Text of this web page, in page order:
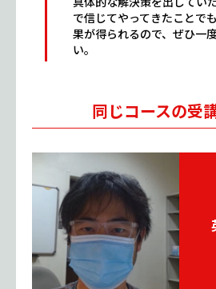
で信じてやってきたことで
果が得られるので、ぜひ一
い。
同じコースの受